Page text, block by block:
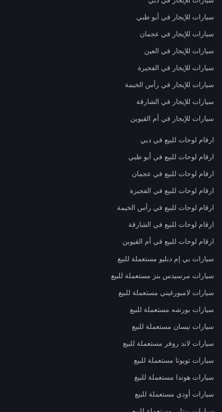
سيارات للإيجار في أبو ظبي
سيارات للإيجار في عجمان
سيارات للإيجار في العين
سيارات للإيجار في الفجيرة
سيارات للإيجار في رأس الخيمة
سيارات للإيجار في الشارقة
سيارات للإيجار في أم القيوين
ارقام لوحات للبيع في دبي
ارقام لوحات للبيع في أبو ظبي
ارقام لوحات للبيع في عجمان
ارقام لوحات للبيع في الفجيرة
ارقام لوحات للبيع في رأس الخيمة
ارقام لوحات للبيع في الشارقة
ارقام لوحات للبيع في أم القيوين
سيارات بي إم دبليو مستعملة للبيع
سيارات مرسيدس بنز مستعملة للبيع
سيارات لامبورغيني مستعملة للبيع
سيارات بورشه مستعملة للبيع
سيارات نيسان مستعملة للبيع
سيارات لاند روفر مستعملة للبيع
سيارات تويوتا مستعملة للبيع
سيارات هوندا مستعملة للبيع
سيارات أودي مستعملة للبيع